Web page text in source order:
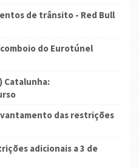
de trânsito - Red Bull
do Eurotúnel
Catalunha:
das restrições
adicionais a 3 de